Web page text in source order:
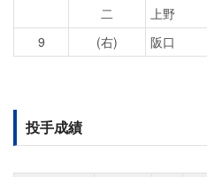
二
上野
9
(右) 阪口
投手成績